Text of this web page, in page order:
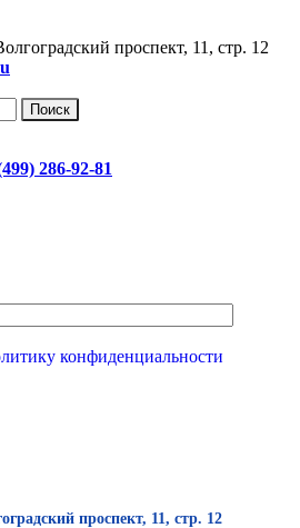
проспект, 11, стр. 12
Поиск
286-92-81
конфиденциальности
проспект, 11, стр. 12